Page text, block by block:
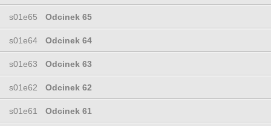
s01e65 Odcinek 65
s01e64 Odcinek 64
s01e63 Odcinek 63
s01e62 Odcinek 62
s01e61 Odcinek 61